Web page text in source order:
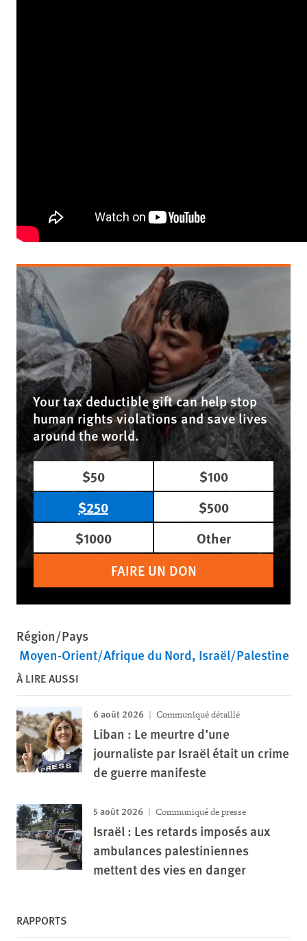
Your tax deductible gift can help stop
human rights violations and save lives
around the world.
$50
$100
$250
$500
$1000
Other
FAIRE UN DON
Région/Pays
Moyen-Orient/Afrique du Nord Israël/Palestine
À LIRE AUSSI
6 août 2026 Communiqué détaillé
Liban : Le meurtre d’une
journaliste par Israël était un crime
de guerre manifeste
5 août 2026 Communiqué de presse
Israël : Les retards imposés aux
ambulances palestiniennes
mettent des vies en danger
RAPPORTS